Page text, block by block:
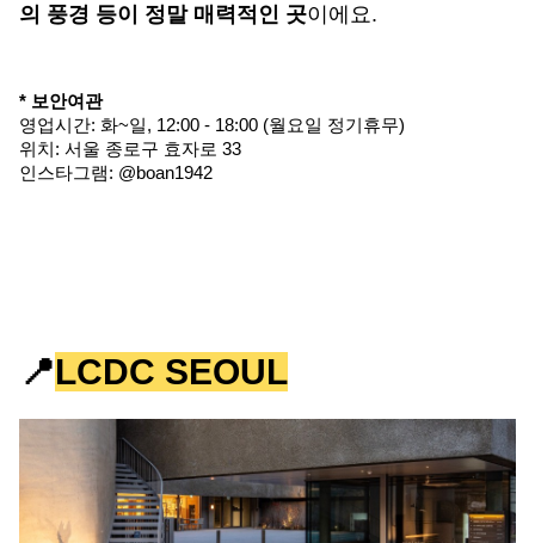
의 풍경 등이 정말 매력적인 곳이에요.
* 보안여관
영업시간: 화~일, 12:00 - 18:00 (월요일 정기휴무)
위치: 서울 종로구 효자로 33
인스타그램: @boan1942
📍LCDC SEOUL